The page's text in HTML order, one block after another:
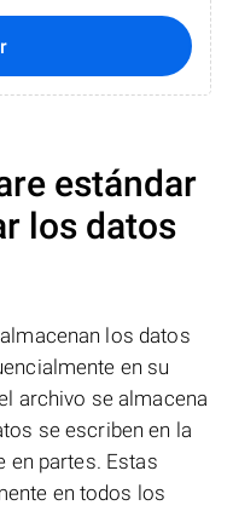
estándar
los datos
los datos
en su
archivo se almacena
se escriben en la
en partes. Estas
en todos los